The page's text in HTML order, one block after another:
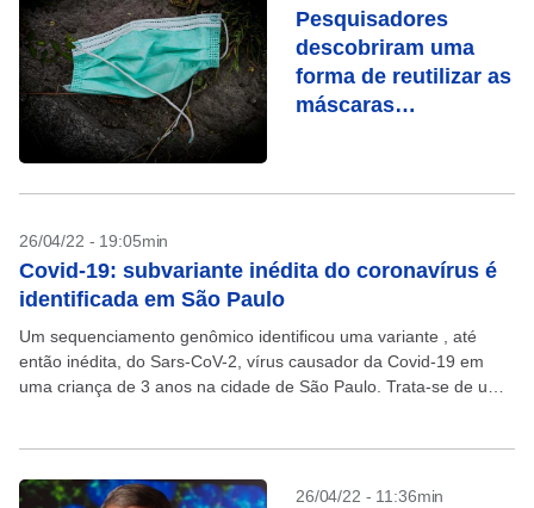
Pesquisadores
descobriram uma
forma de reutilizar as
máscaras
26/04/22 - 19:05min
Covid-19: subvariante inédita do coronavírus é
identificada em São Paulo
Um sequenciamento genômico identificou uma variante , até
então inédita, do Sars-CoV-2, vírus causador da Covid-19 em
uma criança de 3 anos na cidade de São Paulo. Trata-se de uma
26/04/22 - 11:36min